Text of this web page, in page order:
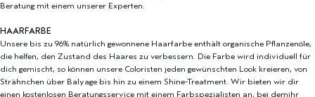
Beratung mit einem unserer Experten.
HAARFARBE
Unsere bis zu 96% natürlich gewonnene Haarfarbe enthält organische Pflanzenöle,
die helfen, den Zustand des Haares zu verbessern. Die Farbe wird individuell für
dich gemischt, so können unsere Coloristen jeden gewünschten Look kreieren, von
Strähnchen über Balyage bis hin zu einem Shine-Treatment. Wir bieten wir dir
einen kostenlosen Beratungsservice mit einem Farbspezialisten an, bei demihr